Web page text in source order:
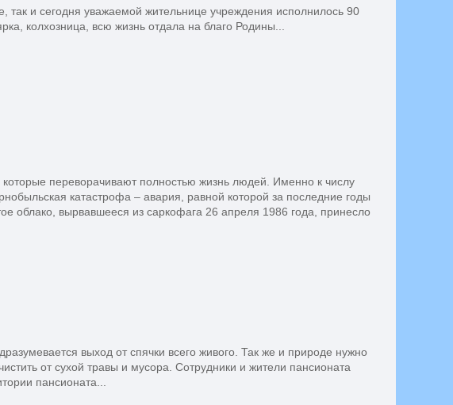
так и сегодня уважаемой жительнице учреждения исполнилось 90
колхозница, всю жизнь отдала на благо Родины...
переворачивают полностью жизнь людей. Именно к числу
катастрофа – авария, равной которой за последние годы
облако, вырвавшееся из саркофага 26 апреля 1986 года, принесло
выход от спячки всего живого. Так же и природе нужно
от сухой травы и мусора. Сотрудники и жители пансионата
пансионата...